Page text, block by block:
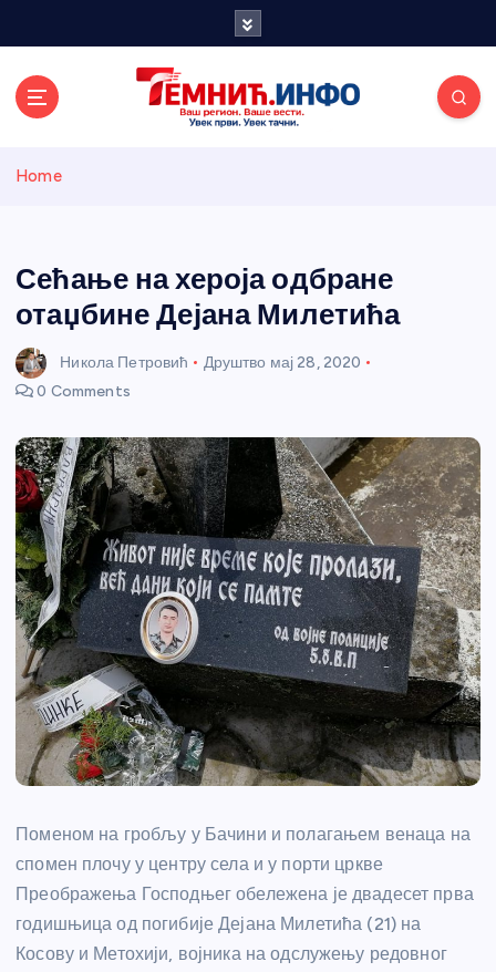
и портал
Home
Сећање на хероја одбране
отаџбине Дејана Милетића
Никола Петровић Друштво мај 28, 2020
0 Comments
Поменом на гробљу у Бачини и полагањем венаца на
спомен плочу у центру села и у порти цркве
Преображења Господњег обележена је двадесет прва
годишњица од погибије Дејана Милетића (21) на
Косову и Метохији, војника на одслужењу редовног